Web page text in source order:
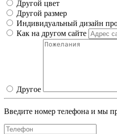
Другой цвет
Другой размер
Индивидуальный дизайн
Как на другом сайте
Другое
Введите номер телефона и мы